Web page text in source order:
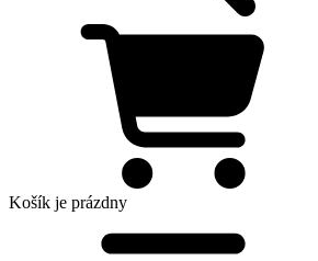
Košík je prázdny